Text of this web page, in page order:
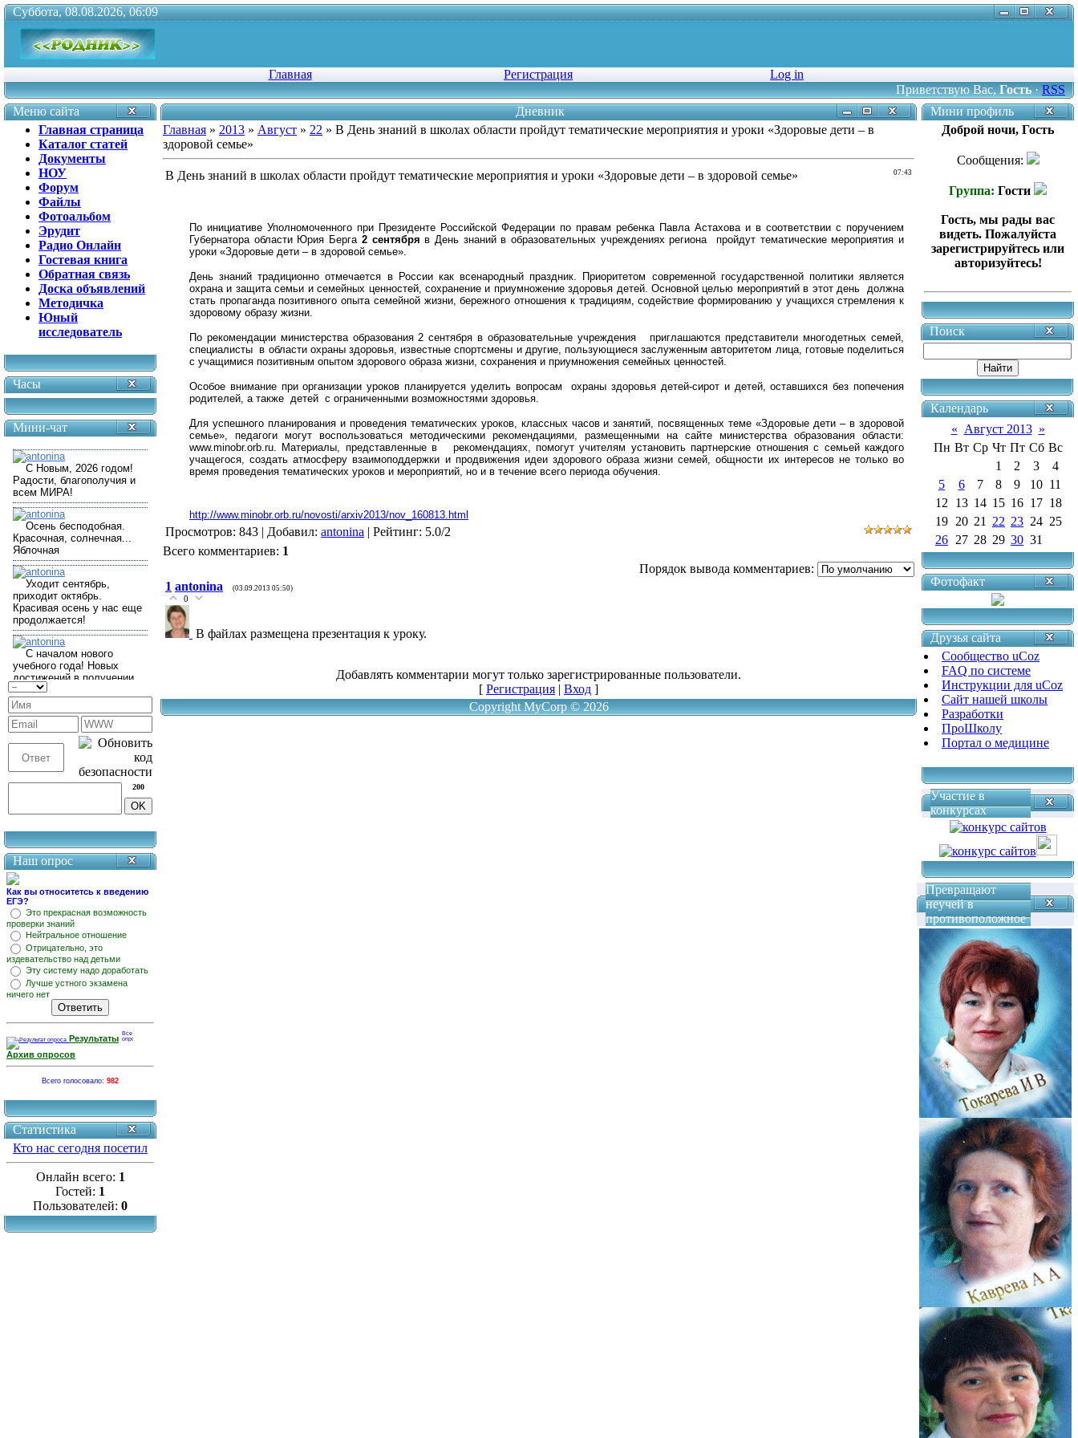
Суббота, 08.08.2026, 06:09
Главная Регистрация
Log in
Приветствую Вас,Гость·RSS
Меню сайта
Главная страница
Каталог статей
Документы
НОУ
Форум
Файлы
Фотоальбом
Эрудит
Радио Онлайн
Гостевая книга
Обратная связь
Доска объявлений
Методичка
Юный
исследователь
Часы
Мини-чат
200
Наш опрос
Как вы относитетсь к введению
ЕГЭ?
Это прекрасная возможность
проверки знаний
Нейтральное отношение
Отрицательно, это
издевательство над детьми
Эту систему надо доработать
Лучше устного экзамена
ничего нет
Результаты
Архив опросов
Всего голосовало: 982
Статистика
Кто нас сегодня посетил
Онлайн всего: 1
Гостей: 1
Пользователей: 0
Дневник
Главная » 2013 » Август » 22 » В День знаний в школах области пройдут тематические мероприятия и уроки «Здоровые дети – в
здоровой семье»
07:43
В День знаний в школах области пройдут тематические мероприятия и уроки «Здоровые дети – в здоровой семье»
По инициативе Уполномоченного при Президенте Российской Федерации по правам ребенка Павла Астахова и в соответствии с поручением
Губернатора области Юрия Берга 2 сентября в День знаний в образовательных учреждениях региона пройдут тематические мероприятия и
уроки «Здоровые дети – в здоровой семье».
День знаний традиционно отмечается в России как всенародный праздник.
Приоритетом современной государственной политики является
охрана и защита семьи и семейных ценностей, сохранение и приумножение здоровья детей. Основной целью мероприятий в этот день должна
стать пропаганда позитивного опыта семейной жизни, бережного отношения к традициям, содействие формированию у учащихся стремления к
здоровому образу жизни.
По рекомендации министерства образования 2 сентября в образовательные учреждения приглашаются представители многодетных семей,
специалисты в области охраны здоровья, известные спортсмены и другие, пользующиеся заслуженным авторитетом лица, готовые поделиться
с учащимися позитивным опытом здорового образа жизни, сохранения и приумножения семейных ценностей.
Особое внимание при организации уроков планируется уделить вопросам охраны здоровья детей-сирот и детей, оставшихся без попечения
родителей, а также детей с ограниченными возможностями здоровья.
Для успешного планирования и проведения тематических уроков, классных часов и занятий, посвященных теме «Здоровые дети – в здоровой
семье», педагоги могут воспользоваться методическими рекомендациями, размещенными на сайте министерства образования области:
www.minobr.orb.ru. Материалы, представленные в рекомендациях, помогут учителям установить партнерские отношения с семьей каждого
учащегося, создать атмосферу взаимоподдержки и продвижения идеи здорового образа жизни семей, общности их интересов не только во
время проведения тематических уроков и мероприятий, но и в течение всего периода обучения.
http://www.minobr.orb.ru/novosti/arxiv2013/nov_160813.html
Просмотров: 843 | Добавил: antonina | Рейтинг: 5.0/2
Всего комментариев: 1
Порядок вывода комментариев:
1 antonina (03.09.2013 05:50)
0
В файлах размещена презентация к уроку.
Добавлять комментарии могут только зарегистрированные пользователи.
[ Регистрация | Вход ]
Copyright MyCorp © 2026
Мини профиль
Доброй ночи, Гость
Сообщения:
Группа: Гости
Гость, мы рады вас
видеть. Пожалуйста
зарегистрируйтесь или
авторизуйтесь!
Поиск
Календарь
« Август 2013 »
Пн Вт Ср Чт Пт Сб Вс
1
2 3
4
5
6 7 8 9 10 11
12
13 14 15 16 17 18
19 20 21 22 23 24 25
26 27 28 29 30 31
Фотофакт
Друзья сайта
Сообщество uCoz
FAQ по системе
Инструкции для uCoz
Сайт нашей школы
Разработки
ПроШколу
Портал о медицине
Участие в
конкурсах
Превращают
неучей в
противоположное